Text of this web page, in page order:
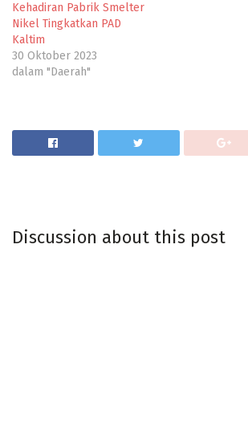
Kehadiran Pabrik Smelter
Nikel Tingkatkan PAD
Kaltim
30 Oktober 2023
dalam "Daerah"
Discussion about this post